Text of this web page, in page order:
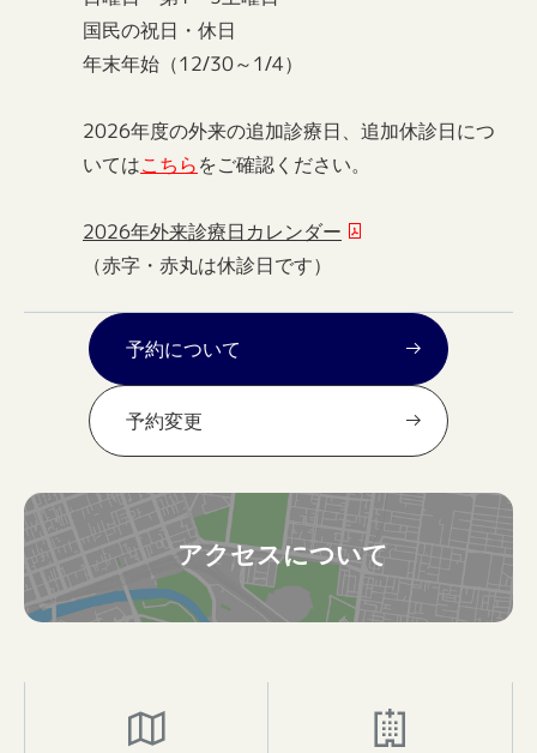
国民の祝日・休日
年末年始（12/30～1/4）
2026年度の外来の追加診療日、追加休診日につ
いてはこちらをご確認ください。
2026年外来診療日カレンダー
（赤字・赤丸は休診日です）
予約について
予約変更
アクセスについて